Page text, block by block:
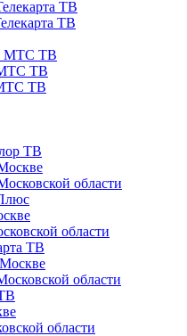
ТВ
ТВ
МТС ТВ
МТС ТВ
ТВ
ТВ
области
области
ТВ
области
области